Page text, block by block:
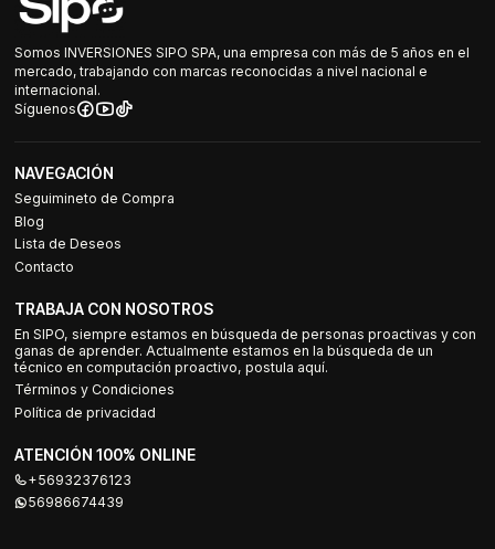
Somos INVERSIONES SIPO SPA, una empresa con más de 5 años en el
mercado, trabajando con marcas reconocidas a nivel nacional e
internacional.
Síguenos
NAVEGACIÓN
Seguimineto de Compra
Blog
Lista de Deseos
Contacto
TRABAJA CON NOSOTROS
En SIPO, siempre estamos en búsqueda de personas proactivas y con
ganas de aprender. Actualmente estamos en la búsqueda de un
técnico en computación proactivo, postula aquí.
Términos y Condiciones
Política de privacidad
ATENCIÓN 100% ONLINE
+56932376123
56986674439